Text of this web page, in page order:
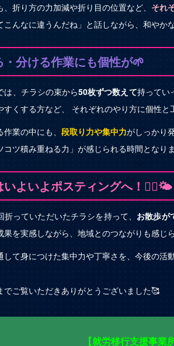
、折り方の力加減や折り目の位置など、 それ
こんなに違うんだね」と話しながら、和や
・分ける作業にも個性が🌱
は、チラシの束から50枚ずつ数えて持ってい
すくする方など、 それぞれのやり方に個性
業の中にも、 段取り力や集中力がしっかり
コツ積み重ねる力」が感じられる時間となり
いよいよポスティングへ！🚶‍♂️🌤️
折っていただいたチラシを持って、 お散歩が
果を実感しながら、地域とのつながりも感じ
して身につけた集中力や丁寧さを、今後の活
でご覧いただきありがとうございました🥰
【就労移行支援事